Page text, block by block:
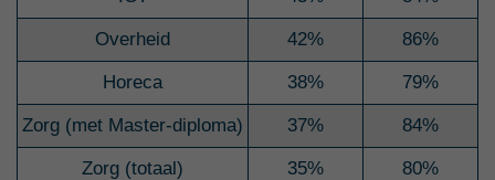
Overheid 42% 86%
Horeca 38% 79%
Zorg (met Master-diploma) 37% 84%
Zorg (totaal) 35% 80%